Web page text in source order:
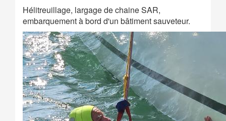
Hélitreuillage, largage de chaine SAR,
embarquement à bord d'un bâtiment sauveteur.